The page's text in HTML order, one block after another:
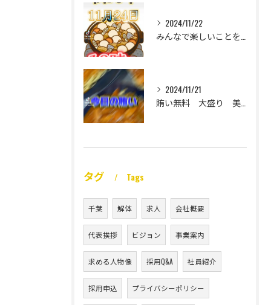
2024/11/22
2024/11/21
タグ Tags
千葉 解体 求人 会社概要
代表挨拶 ビジョン 事業案内
求める人物像 採用Q&A 社員紹介
採用申込 プライバシーポリシー